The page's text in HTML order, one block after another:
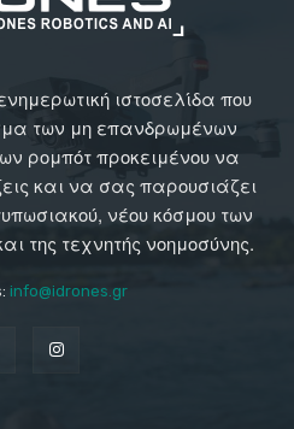
ιστοσελίδα που
των μη επανδρωμένων
ρομπότ προκειμένου να
και να σας παρουσιάζει
νέου κόσμου των
της τεχνητής νοημοσύνης.
info@idrones.gr